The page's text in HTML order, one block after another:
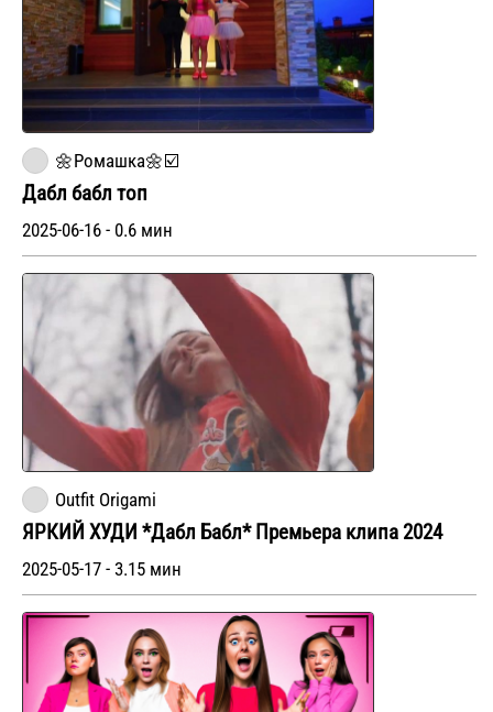
🌼Ромашка🌼☑️
Дабл бабл топ
2025-06-16 - 0.6 мин
Outfit Origami
ЯРКИЙ ХУДИ *Дабл Бабл* Премьера клипа 2024
2025-05-17 - 3.15 мин